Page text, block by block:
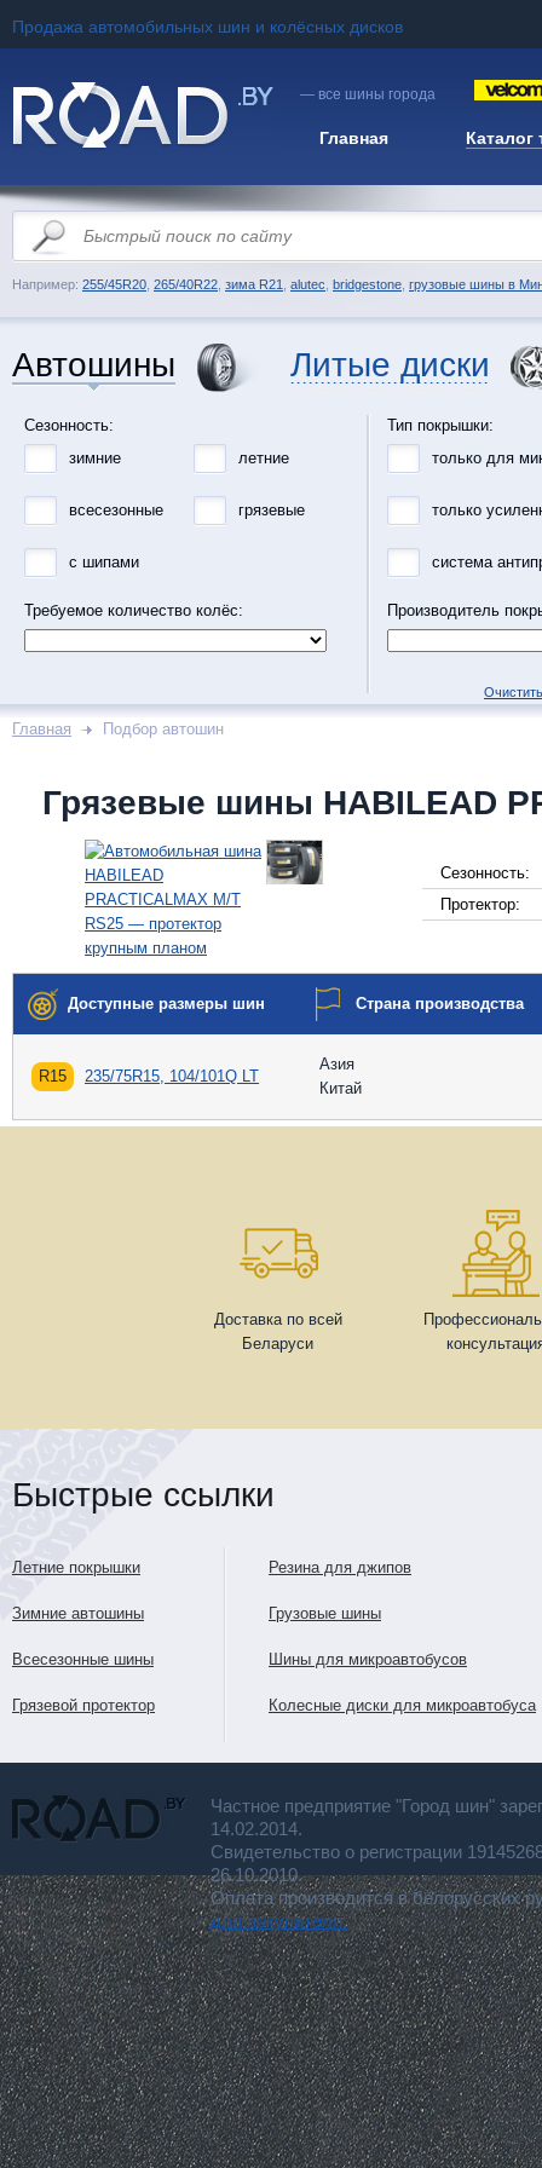
Продажа автомобильных шин и колёсных дисков
— все шины города
Главная Каталог
Например: 255/45R20 265/40R22 зима R21 alutec bridgestone грузовые шины в
Автошины Литые диски
Сезонность:
зимние
летние
всесезонные грязевые
с шипами
Требуемое количество колёс:
Тип покрышки:
только для
только
система
Производитель
Главная Подбор автошин
Грязевые шины HABILEAD
Сезонность:
Протектор:
Доступные размеры шин Страна производства
R15 235/75R15, 104/101Q LT
Азия
Китай
Доставка по всей
Беларуси
Быстрые ссылки
Летние покрышки
Зимние автошины
Всесезонные шины
Грязевой протектор
Резина для джипов
Грузовые шины
Шины для микроавтобусов
Колесные диски для микроавтобуса
Частное предприятие "Город шин"
14.02.2014.
Свидетельство о регистрации
26.10.2010.
Оплата производится в белорусских
для покупателя.